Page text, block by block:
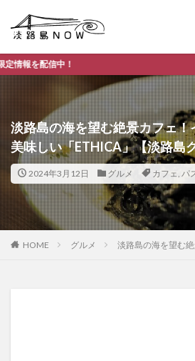
淡路島の海を望む絶景カフェ
美味しい「ETHICA」【淡路島
2024年3月12日 グルメ カフェ, パ
HOME グルメ 淡路島の海を望む